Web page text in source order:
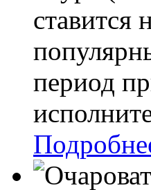
период